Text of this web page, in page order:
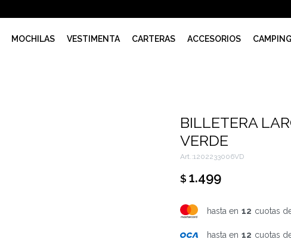
MOCHILAS VESTIMENTA CARTERAS ACCESORIOS CAMPING
BILLETERA
VERDE
1202233006VD
$ 1.499
hasta en 12 cuotas
hasta en 12 cuotas